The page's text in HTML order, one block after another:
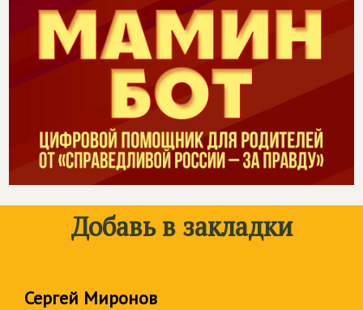
Добавь в закладки
Сергей Миронов